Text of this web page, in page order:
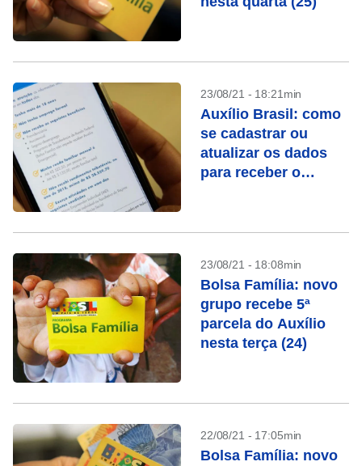
23/08/21 - 18:21min
Auxílio Brasil: como
se cadastrar ou
atualizar os dados
para receber o
23/08/21 - 18:08min
Bolsa Família: novo
grupo recebe 5ª
parcela do Auxílio
nesta terça (24)
22/08/21 - 17:05min
Bolsa Família: novo